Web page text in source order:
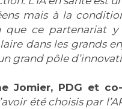
mais à la
que ce partenariat
dans les grands
grand pôle
Jomier, PDG et
été choisis par